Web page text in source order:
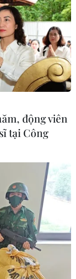
động viên
tại Công